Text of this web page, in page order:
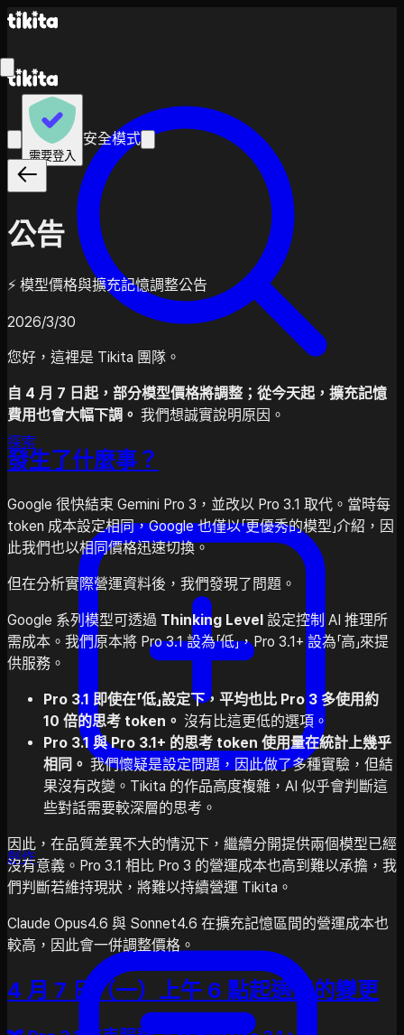
探索
創作
需要登入
安全模式
公告
⚡ 模型價格與擴充記憶調整公告
2026/3/30
您好，這裡是 Tikita 團隊。
自 4 月 7 日起，部分模型價格將調整；從今天起，擴充記憶
費用也會大幅下調。 我們想誠實說明原因。
發生了什麼事？
Google 很快結束 Gemini Pro 3，並改以 Pro 3.1 取代。當時每
token 成本設定相同，Google 也僅以「更優秀的模型」介紹，因
此我們也以相同價格迅速切換。
但在分析實際營運資料後，我們發現了問題。
Google 系列模型可透過 Thinking Level 設定控制 AI 推理所
需成本。我們原本將 Pro 3.1 設為「低」，Pro 3.1+ 設為「高」來提
供服務。
Pro 3.1 即使在「低」設定下，平均也比 Pro 3 多使用約
10 倍的思考 token。 沒有比這更低的選項。
Pro 3.1 與 Pro 3.1+ 的思考 token 使用量在統計上幾乎
相同。 我們懷疑是設定問題，因此做了多種實驗，但結
果沒有改變。Tikita 的作品高度複雜，AI 似乎會判斷這
些對話需要較深層的思考。
因此，在品質差異不大的情況下，繼續分開提供兩個模型已經
沒有意義。Pro 3.1 相比 Pro 3 的營運成本也高到難以承擔，我
們判斷若維持現狀，將難以持續營運 Tikita。
Claude Opus4.6 與 Sonnet4.6 在擴充記憶區間的營運成本也
較高，因此會一併調整價格。
4 月 7 日（一）上午 6 點起適用的變更